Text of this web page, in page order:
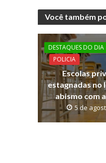
Você também
DESTAQUES DO DIA
POLICIA
Escolas
estagnadas no
abismo com
5 de